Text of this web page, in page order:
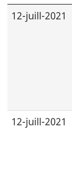
12-juill-2021
12-juill-2021